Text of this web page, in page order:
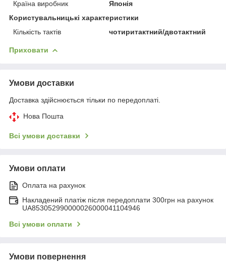
Країна виробник
Японія
Користувальницькі характеристики
Кількість тактів
чотиритактний/двотактний
Приховати
Умови доставки
Доставка здійснюється тільки по передоплаті.
Нова Пошта
Всі умови доставки
Умови оплати
Оплата на рахунок
Накладений платіж після передоплати 300грн на рахунок
UA853052990000026000041104946
Всі умови оплати
Умови повернення